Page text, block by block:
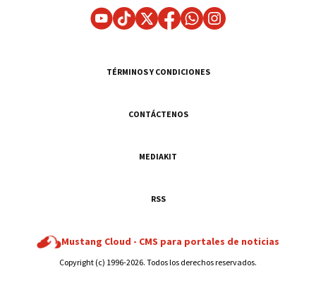
TÉRMINOS Y CONDICIONES
CONTÁCTENOS
MEDIAKIT
RSS
Mustang Cloud - CMS para portales de noticias
Copyright (c) 1996-2026. Todos los derechos reservados.